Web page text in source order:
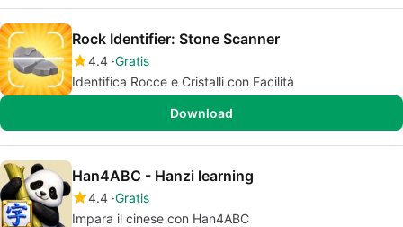
Rock Identifier: Stone Scanner
4.4 Gratis
Identifica Rocce e Cristalli con Facilità
Download
Han4ABC - Hanzi learning
4.4 Gratis
Impara il cinese con Han4ABC